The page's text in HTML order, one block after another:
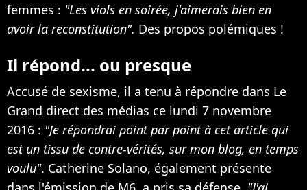
femmes : "Les viols en soirée, j'aimerais bien en
avoir la reconstitution". Des propos polémiques !
Il répond... ou presque
Accusé de sexisme, il a tenu à répondre dans Le
Grand direct des médias ce lundi 7 novembre
2016 : "Je répondrai point par point à cet article qui
est un tissu de contre-vérités, sur mon blog, en temps
voulu". Catherine Solano, également présente